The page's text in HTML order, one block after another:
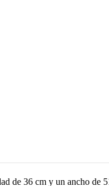
de 36 cm y un ancho de